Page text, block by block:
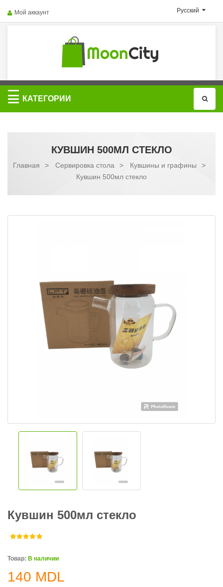
Русский
Мой аккаунт
Категории
КАТЕГОРИИ
КУВШИН 500МЛ СТЕКЛО
Главная > Сервировка стола > Кувшины и графины
>
Кувшин 500мл стекло
Кувшин 500мл стекло
Товар: В наличии
140 MDL